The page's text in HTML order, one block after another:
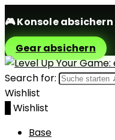
🎮Konsole absichern
Gear absichern
Search for:
Wishlist
Wishlist
Base